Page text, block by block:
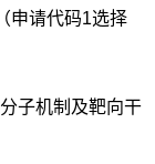
申请代码1选择
子机制及靶向干